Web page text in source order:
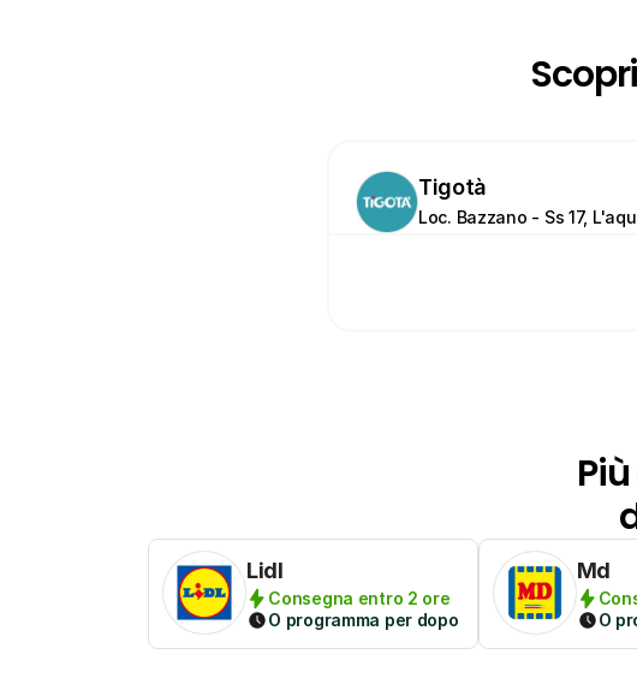
Tigotà
Loc. Bazzano - Ss 17,
Lidl
Consegna entro 2 ore
O programma per dopo
Md
O